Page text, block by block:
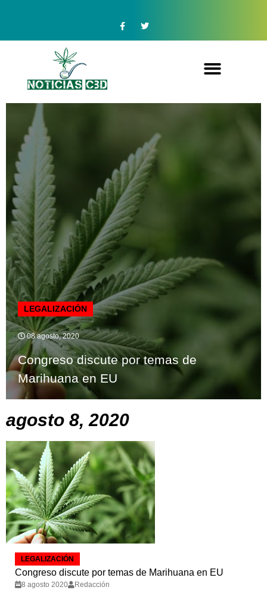
LEGALIZACIÓN
08 agosto, 2020
Congreso discute por temas de
Marihuana en EU
agosto 8, 2020
LEGALIZACIÓN
Congreso discute por temas de Marihuana en EU
8 agosto 2020 Redacción